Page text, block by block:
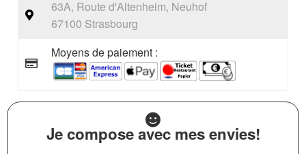
63A, Route d'Altenheim, Neuhof
67100 Strasbourg
Moyens de paiement :
Je compose avec mes envies!